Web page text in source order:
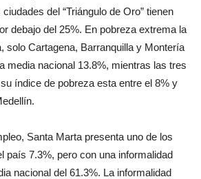
del “Triángulo de Oro” tienen
debajo del 25%. En pobreza extrema la
solo Cartagena, Barranquilla y Montería
media nacional 13.8%, mientras las tres
índice de pobreza esta entre el 8% y
Santa Marta presenta uno de los
país 7.3%, pero con una informalidad
nacional del 61.3%. La informalidad